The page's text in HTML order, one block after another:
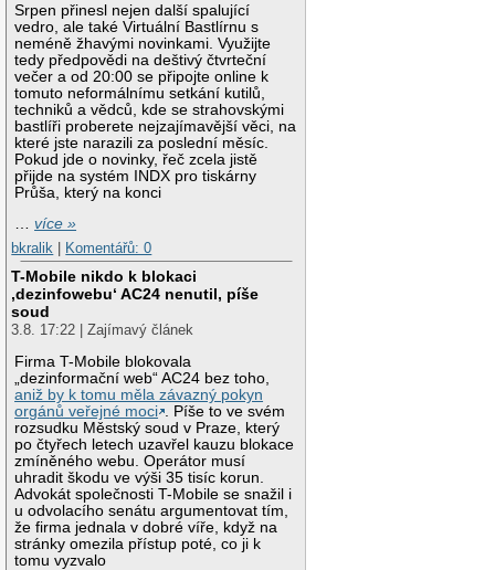
Srpen přinesl nejen další spalující
vedro, ale také Virtuální Bastlírnu s
neméně žhavými novinkami. Využijte
tedy předpovědi na deštivý čtvrteční
večer a od 20:00 se připojte online k
tomuto neformálnímu setkání kutilů,
techniků a vědců, kde se strahovskými
bastlíři proberete nejzajímavější věci, na
které jste narazili za poslední měsíc.
Pokud jde o novinky, řeč zcela jistě
přijde na systém INDX pro tiskárny
Průša, který na konci
…více »
bkralik | Komentářů: 0
T-Mobile nikdo k blokaci
‚dezinfowebu‘ AC24 nenutil, píše
soud
3.8. 17:22 | Zajímavý článek
Firma T-Mobile blokovala
„dezinformační web“ AC24 bez toho,
aniž by k tomu měla závazný pokyn
orgánů veřejné moci
. Píše to ve svém
rozsudku Městský soud v Praze, který
po čtyřech letech uzavřel kauzu blokace
zmíněného webu. Operátor musí
uhradit škodu ve výši 35 tisíc korun.
Advokát společnosti T-Mobile se snažil i
u odvolacího senátu argumentovat tím,
že firma jednala v dobré víře, když na
stránky omezila přístup poté, co ji k
tomu vyzvalo